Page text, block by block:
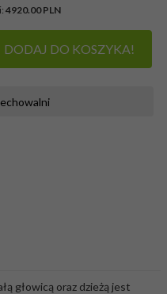
4920.00 PLN
DODAJ DO KOSZYKA!
głowicą oraz dzieżą jest